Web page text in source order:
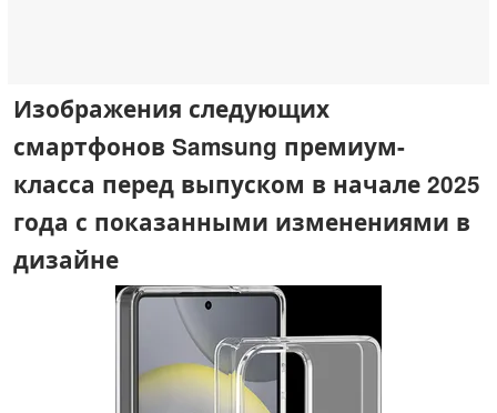
Изображения следующих
смартфонов Samsung премиум-
класса перед выпуском в начале 2025
года с показанными изменениями в
дизайне